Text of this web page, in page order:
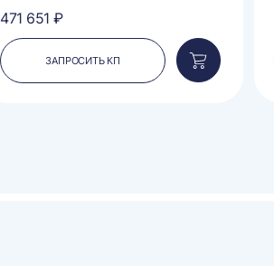
471 651 ₽
ЗАПРОСИТЬ КП
Добавить
в